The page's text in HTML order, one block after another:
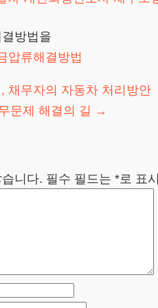
방법을
압류해결방법
채무자의 자동차 처리방안
문제 해결의 길 →
니다. 필수 필드는 *로 표